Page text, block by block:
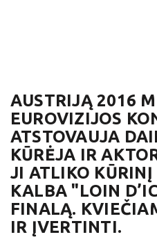
AUSTRIJĄ 2016
EUROVIZIJOS
ATSTOVAUJA
KŪRĖJA IR
JI ATLIKO KŪRINĮ
KALBA "LOIN
FINALĄ.
IR ĮVERTINTI.